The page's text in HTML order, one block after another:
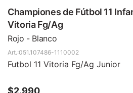
Championes de Fútbol 11
Vitoria Fg/Ag
Rojo - Blanco
051.107486-1110002
Futbol 11 Vitoria Fg/Ag Junior
$2.990